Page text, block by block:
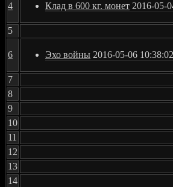
4 Клад в 600 кг. монет 2016-05-
5
6 Эхо войны 2016-05-06 10:38:02
7
8
9
10
11
12
13
14